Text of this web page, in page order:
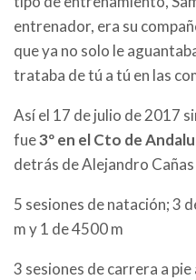
entrenador, era su
que ya no solo le
trataba de tú a tú en las
Así el 17 de julio de 2017
fue3º en el Cto de
detrás de Alejandro
5 sesiones de natación; 3
m y 1 de 4500 m
3 sesiones de carrera a pie